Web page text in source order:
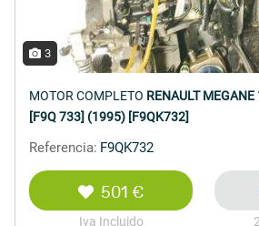
3
MOTOR COMPLETO RENAULT
[F9Q 733] (1995) [F9QK732]
Referencia: F9QK732
501 €
Iva Incluido